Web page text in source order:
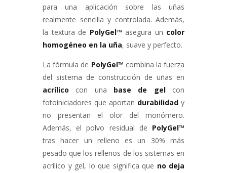
para una aplicación sobre las uñas
realmente sencilla y controlada. Además,
la textura de PolyGel™ asegura un color
homogéneo en la uña, suave y perfecto.
La fórmula de PolyGel™ combina la fuerza
del sistema de construcción de uñas en
acrílico con una base de gelcon
fotoiniciadores que aportan durabilidad y
no presentan el olor del monómero.
Además, el polvo residual de PolyGel™
tras hacer un relleno es un 30% más
pesado que los rellenos de los sistemas en
acrílico y gel, lo que significa que no deja